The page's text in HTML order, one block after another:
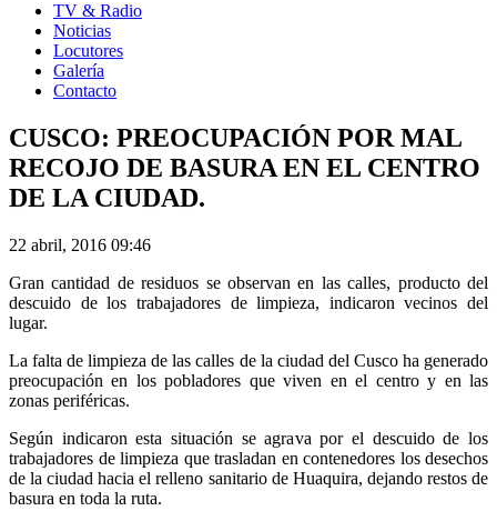
TV & Radio
Noticias
Locutores
Galería
Contacto
CUSCO: PREOCUPACIÓN POR MAL
RECOJO DE BASURA EN EL CENTRO
DE LA CIUDAD.
22 abril, 2016 09:46
Gran cantidad de residuos se observan en las calles, producto del
descuido de los trabajadores de limpieza, indicaron vecinos del
lugar.
La falta de limpieza de las calles de la ciudad del Cusco ha generado
preocupación en los pobladores que viven en el centro y en las
zonas periféricas.
Según indicaron esta situación se agrava por el descuido de los
trabajadores de limpieza que trasladan en contenedores los desechos
de la ciudad hacia el relleno sanitario de Huaquira, dejando restos de
basura en toda la ruta.